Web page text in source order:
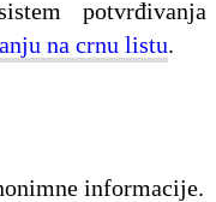
potvrđivanja
na crnu listu.
informacije.